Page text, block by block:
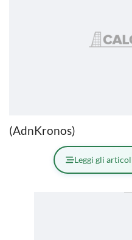
(AdnKronos)
Leggi gli